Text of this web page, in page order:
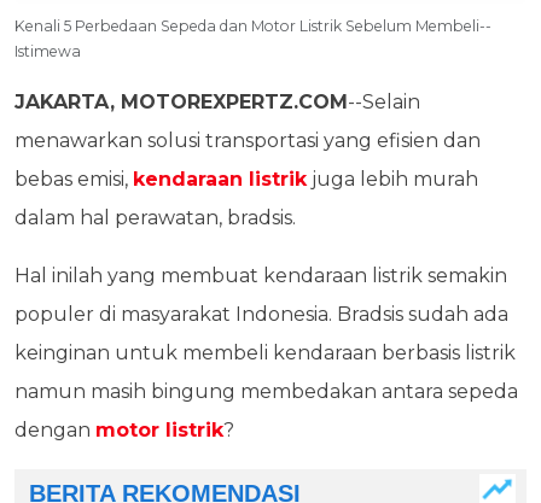
Kenali 5 Perbedaan Sepeda dan Motor Listrik Sebelum Membeli--
Istimewa
JAKARTA, MOTOREXPERTZ.COM--Selain
menawarkan solusi transportasi yang efisien dan
bebas emisi, kendaraan listrikjuga lebih murah
dalam hal perawatan, bradsis.
Hal inilah yang membuat kendaraan listrik semakin
populer di masyarakat Indonesia. Bradsis sudah ada
keinginan untuk membeli kendaraan berbasis listrik
namun masih bingung membedakan antara sepeda
dengan motor listrik?